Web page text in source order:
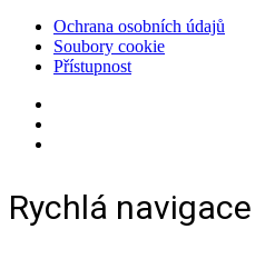
Ochrana osobních údajů
Soubory cookie
Přístupnost
Rychlá navigace